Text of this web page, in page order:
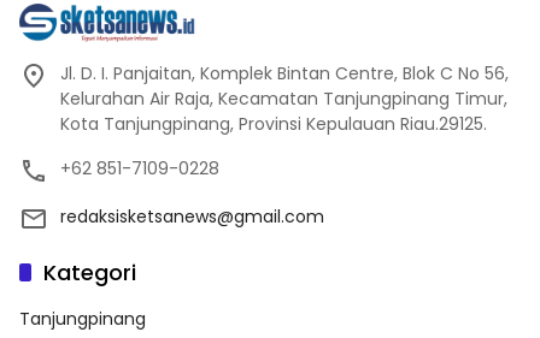
Jl. D. I. Panjaitan, Komplek Bintan Centre, Blok C No 56,
Kelurahan Air Raja, Kecamatan Tanjungpinang Timur,
Kota Tanjungpinang, Provinsi Kepulauan Riau.29125.
+62 851-7109-0228
redaksisketsanews@gmail.com
Kategori
Tanjungpinang